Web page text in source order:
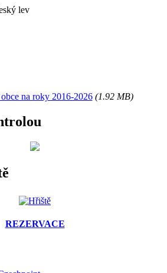
na roky 2016-2026(1.92 MB)
REZERVACE